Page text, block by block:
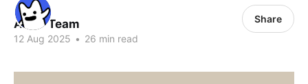
ALLO Team
12 Aug 2025 • 26 min read
Share